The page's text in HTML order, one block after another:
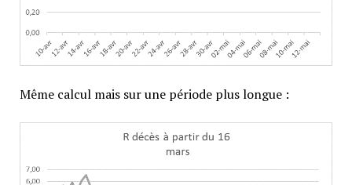
Même calcul mais sur une période plus longue :